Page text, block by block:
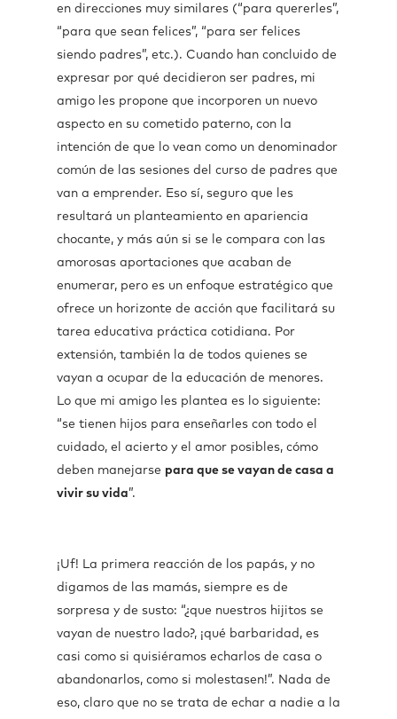
en direcciones muy similares (“para quererles”,
“para que sean felices”, “para ser felices
siendo padres”, etc.). Cuando han concluido de
expresar por qué decidieron ser padres, mi
amigo les propone que incorporen un nuevo
aspecto en su cometido paterno, con la
intención de que lo vean como un denominador
común de las sesiones del curso de padres que
van a emprender. Eso sí, seguro que les
resultará un planteamiento en apariencia
chocante, y más aún si se le compara con las
amorosas aportaciones que acaban de
enumerar, pero es un enfoque estratégico que
ofrece un horizonte de acción que facilitará su
tarea educativa práctica cotidiana. Por
extensión, también la de todos quienes se
vayan a ocupar de la educación de menores.
Lo que mi amigo les plantea es lo siguiente:
“se tienen hijos para enseñarles con todo el
cuidado, el acierto y el amor posibles, cómo
deben manejarse para que se vayan de casa a
vivir su vida”.
¡Uf! La primera reacción de los papás, y no
digamos de las mamás, siempre es de
sorpresa y de susto: “¿que nuestros hijitos se
vayan de nuestro lado?, ¡qué barbaridad, es
casi como si quisiéramos echarlos de casa o
abandonarlos, como si molestasen!”. Nada de
eso, claro que no se trata de echar a nadie a la